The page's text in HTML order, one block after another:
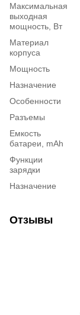
Максимальная
выходная
мощность, Вт
Материал
корпуса
Мощность
Назначение
Особенности
Разъемы
Емкость
батареи, mAh
Функции
зарядки
Назначение
Отзывы